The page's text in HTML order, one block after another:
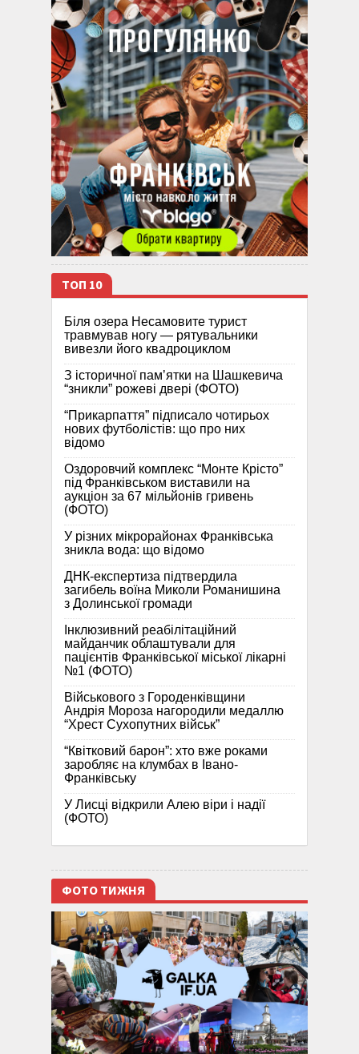
ТОП 10
Біля озера Несамовите турист
травмував ногу — рятувальники
вивезли його квадроциклом
З історичної памʼятки на Шашкевича
“зникли” рожеві двері (ФОТО)
“Прикарпаття” підписало чотирьох
нових футболістів: що про них
відомо
Оздоровчий комплекс “Монте Крісто”
під Франківськом виставили на
аукціон за 67 мільйонів гривень
(ФОТО)
У різних мікрорайонах Франківська
зникла вода: що відомо
ДНК-експертиза підтвердила
загибель воїна Миколи Романишина
з Долинської громади
Інклюзивний реабілітаційний
майданчик облаштували для
пацієнтів Франківської міської лікарні
№1 (ФОТО)
Військового з Городенківщини
Андрія Мороза нагородили медаллю
“Хрест Сухопутних військ”
“Квітковий барон”: хто вже роками
заробляє на клумбах в Івано-
Франківську
У Лисці відкрили Алею віри і надії
(ФОТО)
ФОТО ТИЖНЯ